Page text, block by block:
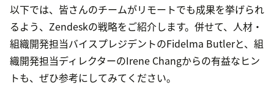
以下では、皆さんのチームがリモートでも成果を挙げられ
るよう、Zendeskの戦略をご紹介します。併せて、人材・
組織開発担当バイスプレジデントのFidelma Butlerと、組
織開発担当ディレクターのIrene Changからの有益なヒン
トも、ぜひ参考にしてみてください。